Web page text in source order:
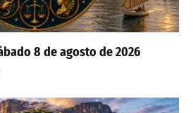
8 de agosto de 2026